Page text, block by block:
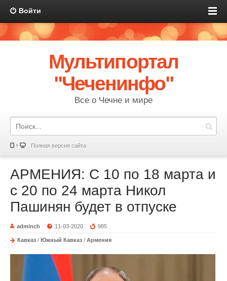
Войти
Мультипортал
"Чеченинфо"
Все о Чечне и мире
Полная версия сайта
АРМЕНИЯ: С 10 по 18 марта и
с 20 по 24 марта Никол
Пашинян будет в отпуске
adminch 11-03-2020 985
Кавказ / Южный Кавказ / Армения